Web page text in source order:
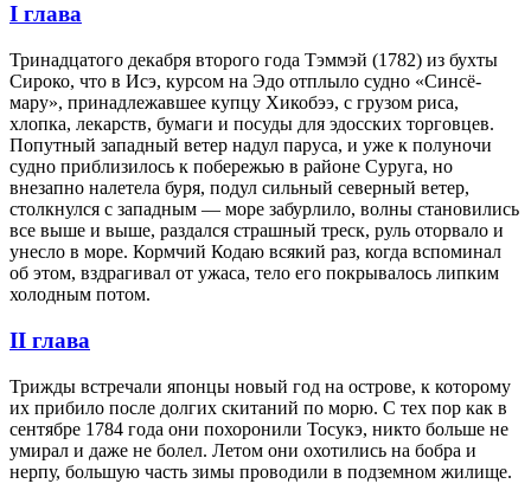
I глава
Тринадцатого декабря второго года Тэммэй (1782) из бухты
Сироко, что в Исэ, курсом на Эдо отплыло судно «Синсё-
мару», принадлежавшее купцу Хикобээ, с грузом риса,
хлопка, лекарств, бумаги и посуды для эдосских торговцев.
Попутный западный ветер надул паруса, и уже к полуночи
судно приблизилось к побережью в районе Суруга, но
внезапно налетела буря, подул сильный северный ветер,
столкнулся с западным — море забурлило, волны становились
все выше и выше, раздался страшный треск, руль оторвало и
унесло в море. Кормчий Кодаю всякий раз, когда вспоминал
об этом, вздрагивал от ужаса, тело его покрывалось липким
холодным потом.
II глава
Трижды встречали японцы новый год на острове, к которому
их прибило после долгих скитаний по морю. С тех пор как в
сентябре 1784 года они похоронили Тосукэ, никто больше не
умирал и даже не болел. Летом они охотились на бобра и
нерпу, большую часть зимы проводили в подземном жилище.